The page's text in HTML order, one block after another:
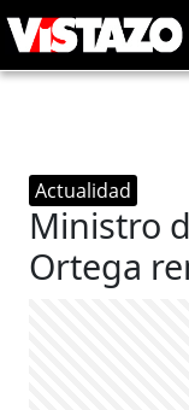
Actualidad
Ministro
Ortega